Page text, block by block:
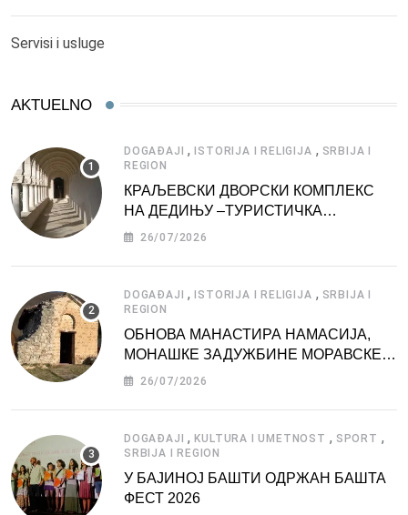
Servisi i usluge
AKTUELNO
DOGAĐAJI ,ISTORIJA I RELIGIJA , SRBIJA I
REGION
КРАЉЕВСКИ ДВОРСКИ КОМПЛЕКС
НА ДЕДИЊУ –ТУРИСТИЧКА
АТРАКЦИЈА
26/07/2026
DOGAĐAJI ,ISTORIJA I RELIGIJA , SRBIJA I
REGION
ОБНОВА МАНАСТИРА НАМАСИЈА,
МОНАШКЕ ЗАДУЖБИНЕ МОРАВСКЕ
СРБИЈЕ
26/07/2026
DOGAĐAJI ,KULTURA I UMETNOST , SPORT ,
SRBIJA I REGION
У БАЈИНОЈ БАШТИ ОДРЖАН БАШТА
ФЕСТ 2026